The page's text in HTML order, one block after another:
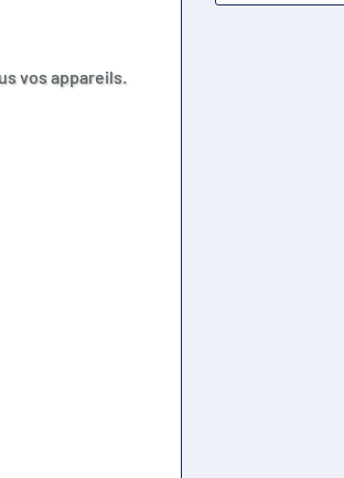
vos appareils.